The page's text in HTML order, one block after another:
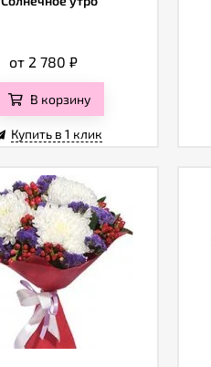
от 2 780 ₽
В корзину
Купить в 1 клик